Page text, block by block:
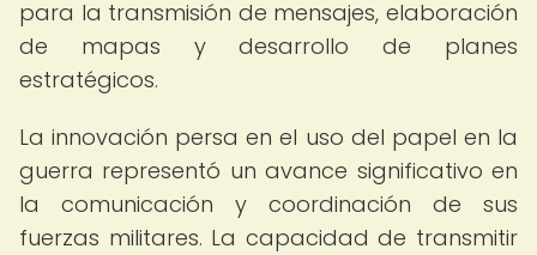
para la transmisión de mensajes, elaboración
de mapas y desarrollo de planes
estratégicos.
La innovación persa en el uso del papel en la
guerra representó un avance significativo en
la comunicación y coordinación de sus
fuerzas militares. La capacidad de transmitir